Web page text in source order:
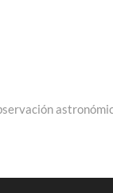
el